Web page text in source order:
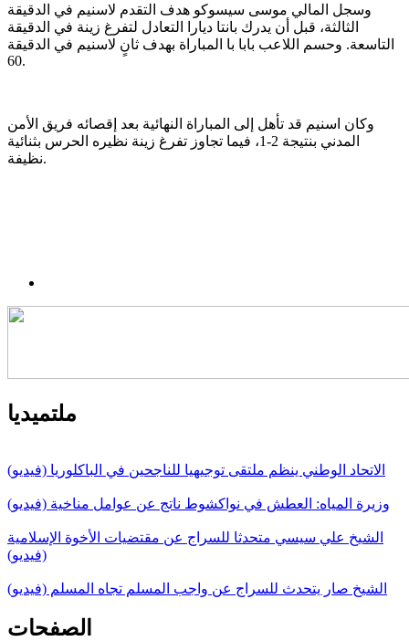
وسجل المالي موسى سيسوكو هدف التقدم لاسنيم في الدقيقة
الثالثة، قبل أن يدرك بانتا ديارا التعادل لتفرغ زينة في الدقيقة
التاسعة. وحسم اللاعب بابا با المباراة بهدف ثانٍ لاسنيم في الدقيقة
60.
وكان اسنيم قد تأهل إلى المباراة النهائية بعد إقصائه فريق الأمن
المدني بنتيجة 2-1، فيما تجاوز تفرغ زينة نظيره الحرس بثنائية
نظيفة.
ملتميديا
الاتحاد الوطني ينظم ملتقى توجيهيا للناجحين في الباكلوريا (فيديو)
وزيرة المياه: العطش في نواكشوط ناتج عن عوامل مناخية (فيديو)
الشيخ علي سيسي متحدثا للسراج عن مقتضيات الأخوة الإسلامية
(فيديو)
الشيخ صار يتحدث للسراج عن واجب المسلم تجاه المسلم (فيديو)
الصفحات